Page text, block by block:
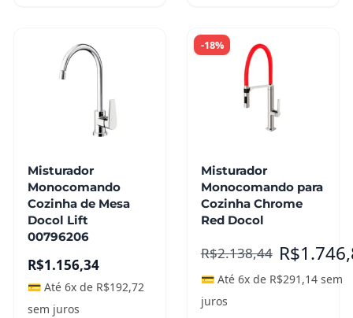
Misturador
Monocomando
Cozinha de Mesa
Docol Lift
00796206
R$1.156,34
💳 Até 6x de R$192,72
sem juros
-18%
Misturador
Monocomando para
Cozinha Chrome
Red Docol
R$2.138,44 R$
💳 Até 6x de R$291,14sem
juros